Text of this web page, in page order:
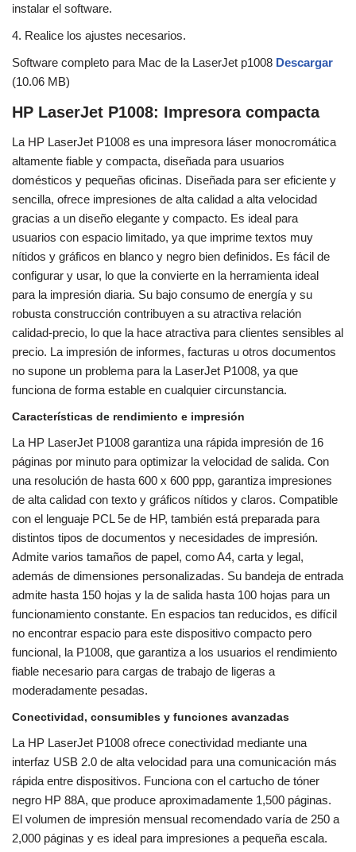
instalar el software.
4. Realice los ajustes necesarios.
Software completo para Mac de la LaserJet p1008 Descargar
(10.06 MB)
HP LaserJet P1008: Impresora compacta
La HP LaserJet P1008 es una impresora láser monocromática
altamente fiable y compacta, diseñada para usuarios
domésticos y pequeñas oficinas. Diseñada para ser eficiente y
sencilla, ofrece impresiones de alta calidad a alta velocidad
gracias a un diseño elegante y compacto. Es ideal para
usuarios con espacio limitado, ya que imprime textos muy
nítidos y gráficos en blanco y negro bien definidos. Es fácil de
configurar y usar, lo que la convierte en la herramienta ideal
para la impresión diaria. Su bajo consumo de energía y su
robusta construcción contribuyen a su atractiva relación
calidad-precio, lo que la hace atractiva para clientes sensibles al
precio. La impresión de informes, facturas u otros documentos
no supone un problema para la LaserJet P1008, ya que
funciona de forma estable en cualquier circunstancia.
Características de rendimiento e impresión
La HP LaserJet P1008 garantiza una rápida impresión de 16
páginas por minuto para optimizar la velocidad de salida. Con
una resolución de hasta 600 x 600 ppp, garantiza impresiones
de alta calidad con texto y gráficos nítidos y claros. Compatible
con el lenguaje PCL 5e de HP, también está preparada para
distintos tipos de documentos y necesidades de impresión.
Admite varios tamaños de papel, como A4, carta y legal,
además de dimensiones personalizadas. Su bandeja de entrada
admite hasta 150 hojas y la de salida hasta 100 hojas para un
funcionamiento constante. En espacios tan reducidos, es difícil
no encontrar espacio para este dispositivo compacto pero
funcional, la P1008, que garantiza a los usuarios el rendimiento
fiable necesario para cargas de trabajo de ligeras a
moderadamente pesadas.
Conectividad, consumibles y funciones avanzadas
La HP LaserJet P1008 ofrece conectividad mediante una
interfaz USB 2.0 de alta velocidad para una comunicación más
rápida entre dispositivos. Funciona con el cartucho de tóner
negro HP 88A, que produce aproximadamente 1,500 páginas.
El volumen de impresión mensual recomendado varía de 250 a
2,000 páginas y es ideal para impresiones a pequeña escala.